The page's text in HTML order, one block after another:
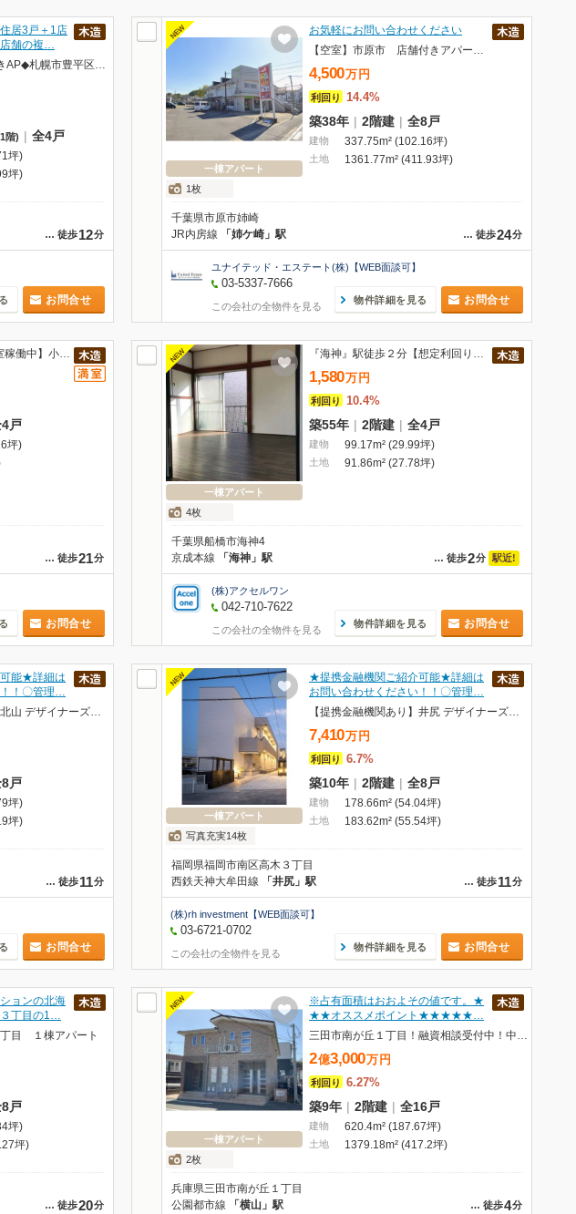
居3戸＋1店
舗の複…
◇2駅利用可！店舗付きAP◆札幌市豊平区月寒東一条◆木・RC造◇
階) | 全4戸
坪)
坪)
… 徒歩12分
お問合せ
NEW
一棟アパート
1枚
お気軽にお問い合わせください
【空室】市原市 店舗付きアパート 満室想定利回り14.4%
4,500万 円
利回り 14.4%
築38年 | 2階建 | 全8戸
建物 337.75m² (102.16坪)
土地 1361.77m² (411.93坪)
千葉県市原市姉崎
… 徒歩24分
JR内房線 「姉ケ崎」駅
ユナイテッド・エステート(株)【WEB面談可】
03-5337-7666
この会社の全物件を見る
物件詳細を見る お問合せ
想定利回り5.7％【満室稼働中】小田急線『相模大野』駅AP
戸
坪)
… 徒歩21分
お問合せ
NEW
一棟アパート
4枚
『海神』駅徒歩２分【想定利回り10.4％】
1,580万 円
利回り 10.4%
築55年 | 2階建 | 全4戸
建物 99.17m² (29.99坪)
土地 91.86m² (27.78坪)
千葉県船橋市海神4
… 徒歩2分 駅近!
京成本線 「海神」駅
(株)アクセルワン
042-710-7622
この会社の全物件を見る
物件詳細を見る お問合せ
能★詳細は
！〇管理…
【提携金融機関あり】北山 デザイナーズ物件 高稼働
戸
坪)
坪)
… 徒歩11分
お問合せ
NEW
一棟アパート
写真充実14枚
★提携金融機関ご紹介可能★詳細は
お問い合わせください！！〇管理…
【提携金融機関あり】井尻 デザイナーズ物件 高稼働
7,410万 円
利回り 6.7%
築10年 | 2階建 | 全8戸
建物 178.66m² (54.04坪)
土地 183.62m² (55.54坪)
福岡県福岡市南区高木３丁目
… 徒歩11分
西鉄天神大牟田線 「井尻」駅
(株)rh investment【WEB面談可】
03-6721-0702
この会社の全物件を見る
物件詳細を見る お問合せ
ョンの北海
丁目の1…
目 １棟アパート
戸
坪)
坪)
… 徒歩20分
NEW
一棟アパート
2枚
※占有面積はおおよその値です。★
★★オススメポイント★★★★★…
三田市南が丘１丁目！融資相談受付中！中国語＆EngOK！
2億3,000万 円
利回り 6.27%
築9年 | 2階建 | 全16戸
建物 620.4m² (187.67坪)
土地 1379.18m² (417.2坪)
兵庫県三田市南が丘１丁目
… 徒歩4分
公園都市線 「横山」駅